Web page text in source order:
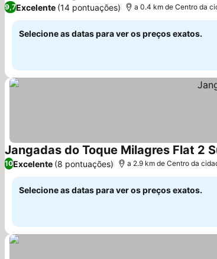
9,7Excelente (14 pontuações) a 0.4 km de Centro da
Selecione as datas para ver os preços exatos.
Jangadas do Toque Milagres Flat 2
10Excelente (8 pontuações) a 2.9 km de Centro da
Selecione as datas para ver os preços exatos.